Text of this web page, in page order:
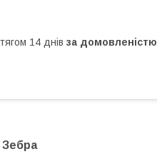
14 днів за домовленістю
Зебра